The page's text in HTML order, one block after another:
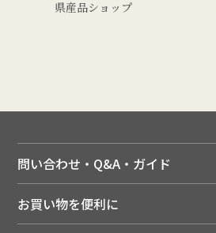
県産品ショップ
問い合わせ・Q&A・ガイド
ご利用ガイド
お買い物を便利に